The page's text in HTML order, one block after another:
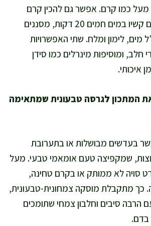
מעל כמו קרם. אפשר גם להכין קרם
קשיו: משרים 80 גרם קשיו במים חמים 20 דקות, מסננים
עם 120 מ"ל מים, לימון ומלח. שתי האפשרויות
חלב, ומוסיפות מינרלים כמו סידן
איכותי.
המתכון לגרסה טבעונית שמתאימה
בעדשים מבושלות או בתערובת
שמקפיצה טעם אומאמי טבעי. מעל
סויה לא ממותק או בקרם טחינה,
כך מתקבלת מוסקה צמחונית-טבעונית,
הרבה סיבים וחלבון צמחי שתומכים
בדם.